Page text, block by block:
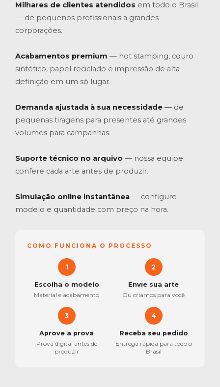
Milhares de clientes atendidos em todo o Brasil
— de pequenos profissionais a grandes
corporações.
Acabamentos premium — hot stamping, couro
sintético, papel reciclado e impressão de alta
definição em um só lugar.
Demanda ajustada à sua necessidade — de
pequenas tiragens para presentes até grandes
volumes para campanhas.
Suporte técnico no arquivo — nossa equipe
confere cada arte antes de produzir.
Simulação online instantânea — configure
modelo e quantidade com preço na hora.
COMO FUNCIONA O PROCESSO
1
Escolha o modelo
Material e acabamento
2
Envie sua arte
Ou criamos para você
3
Aprove a prova
Prova digital antes de
produzir
4
Receba seu pedido
Entrega rápida para todo o
Brasil